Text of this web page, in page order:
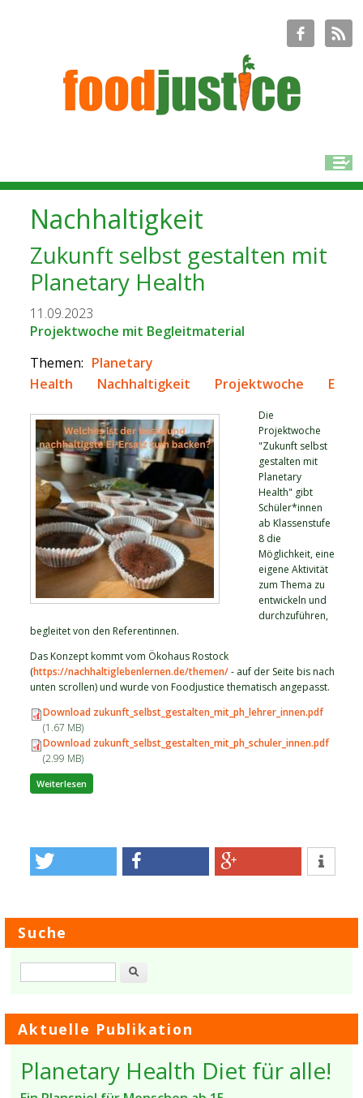
Nachhaltigkeit
Zukunft selbst gestalten mit
Planetary Health
11.09.2023
Projektwoche mit Begleitmaterial
Themen: Planetary
Health
Nachhaltigkeit Projektwoche
Die
Projektwoche
"Zukunft selbst
gestalten mit
Planetary
Health" gibt
Schüler*innen
ab Klassenstufe
8 die
Möglichkeit, eine
eigene Aktivität
zum Thema zu
entwickeln und
durchzuführen,
begleitet von den Referentinnen.
Das Konzept kommt vom Ökohaus Rostock
(https://nachhaltiglebenlernen.de/themen/- auf der Seite bis nach
unten scrollen) und wurde von Foodjustice thematisch angepasst.
Download zukunft_selbst_gestalten_mit_ph_lehrer_innen.pdf
(1.67 MB)
Download zukunft_selbst_gestalten_mit_ph_schuler_innen.pdf
(2.99 MB)
Weiterlesen
Suche
Suche
Aktuelle Publikation
Planetary Health Diet für alle!